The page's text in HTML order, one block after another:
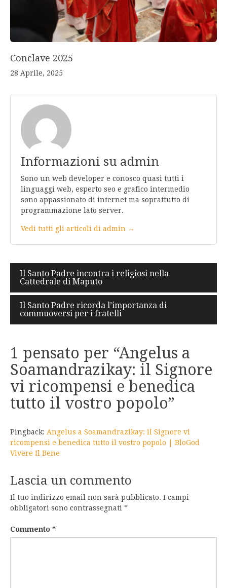
Conclave 2025
28 Aprile, 2025
Informazioni su admin
Sono un web developer e conosco quasi tutti i
linguaggi web, esperto seo e grafico intermedio
sono appassionato di internet ma soprattutto di
programmazione lato server.
Vedi tutti gli articoli di admin →
Navigazione
articoli
Il Santo Padre incontra i religiosi nella
Cattedrale di Maputo
Il Santo Padre ricorda l’importanza di
commuoversi per i fratelli
1 pensato per “Angelus a
Soamandrazikay: il Signore
vi ricompensi e benedica
tutto il vostro popolo”
Pingback: Angelus a Soamandrazikay: il Signore vi
ricompensi e benedica tutto il vostro popolo | BloGod
Vivere Il Bene
Lascia un commento
Il tuo indirizzo email non sarà pubblicato. I campi
obbligatori sono contrassegnati *
Commento *